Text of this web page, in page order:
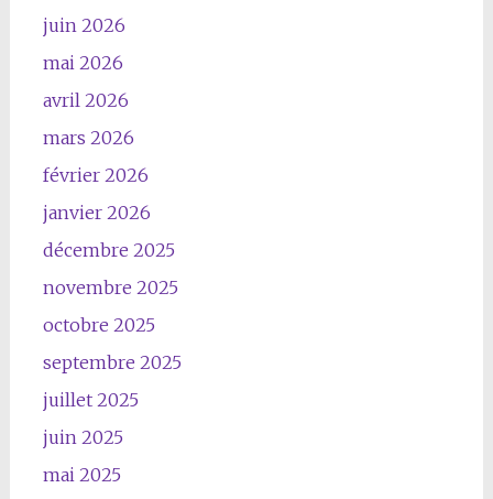
juin 2026
mai 2026
avril 2026
mars 2026
février 2026
janvier 2026
décembre 2025
novembre 2025
octobre 2025
septembre 2025
juillet 2025
juin 2025
mai 2025